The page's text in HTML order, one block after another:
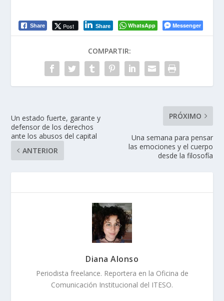
Share Post Share WhatsApp Messenger
COMPARTIR:
Un estado fuerte, garante y
defensor de los derechos
ante los abusos del capital
ANTERIOR
PRÓXIMO
Una semana para pensar
las emociones y el cuerpo
desde la filosofía
Diana Alonso
Periodista freelance. Reportera en la Oficina de
Comunicación Institucional del ITESO.